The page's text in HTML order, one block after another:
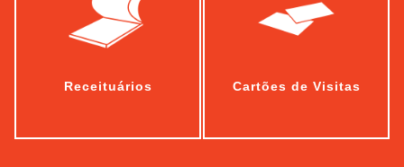
Receituários Cartões de Visitas